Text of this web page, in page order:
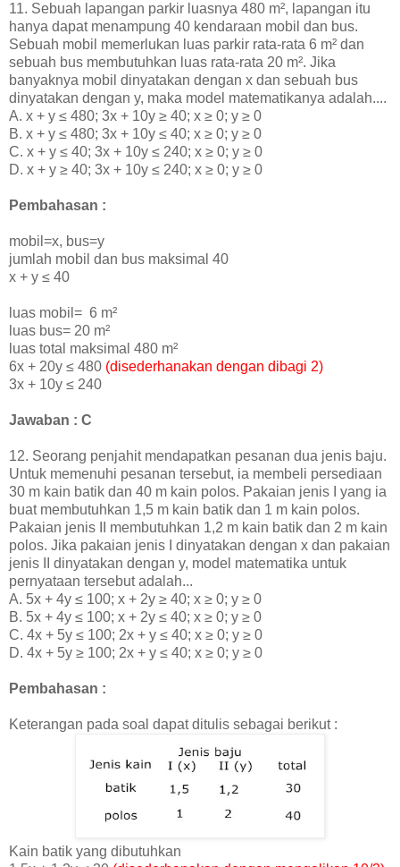
11. Sebuah lapangan parkir luasnya 480 m², lapangan itu
hanya dapat menampung 40 kendaraan mobil dan bus.
Sebuah mobil memerlukan luas parkir rata-rata 6 m² dan
sebuah bus membutuhkan luas rata-rata 20 m². Jika
banyaknya mobil dinyatakan dengan x dan sebuah bus
dinyatakan dengan y, maka model matematikanya adalah....
A. x + y ≤ 480; 3x + 10y ≥ 40; x ≥ 0; y ≥ 0
B. x + y ≤ 480; 3x + 10y ≤ 40; x ≥ 0; y ≥ 0
C. x + y ≤ 40; 3x + 10y ≤ 240; x ≥ 0; y ≥ 0
D. x + y ≥ 40; 3x + 10y ≤ 240; x ≥ 0; y ≥ 0
Pembahasan :
mobil=x, bus=y
jumlah mobil dan bus maksimal 40
x + y ≤ 40
luas mobil= 6 m²
luas bus= 20 m²
luas total maksimal 480 m²
6x + 20y ≤ 480 (disederhanakan dengan dibagi 2)
3x + 10y ≤ 240
Jawaban : C
12. Seorang penjahit mendapatkan pesanan dua jenis baju.
Untuk memenuhi pesanan tersebut, ia membeli persediaan
30 m kain batik dan 40 m kain polos. Pakaian jenis I yang ia
buat membutuhkan 1,5 m kain batik dan 1 m kain polos.
Pakaian jenis II membutuhkan 1,2 m kain batik dan 2 m kain
polos. Jika pakaian jenis I dinyatakan dengan x dan pakaian
jenis II dinyatakan dengan y, model matematika untuk
pernyataan tersebut adalah...
A. 5x + 4y ≤ 100; x + 2y ≥ 40; x ≥ 0; y ≥ 0
B. 5x + 4y ≤ 100; x + 2y ≤ 40; x ≥ 0; y ≥ 0
C. 4x + 5y ≤ 100; 2x + y ≤ 40; x ≥ 0; y ≥ 0
D. 4x + 5y ≥ 100; 2x + y ≤ 40; x ≥ 0; y ≥ 0
Pembahasan :
Keterangan pada soal dapat ditulis sebagai berikut :
Kain batik yang dibutuhkan